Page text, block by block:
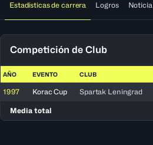
Estadísticas de carrera Logros Noticia
Competición de Club
AÑO EVENTO CLUB
1997 Korac Cup Spartak Leningrad
Media total